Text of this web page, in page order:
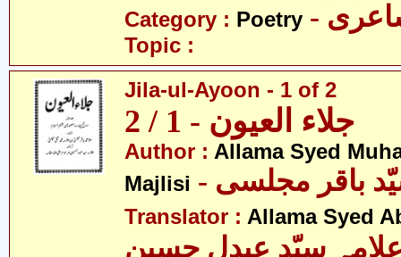
Category : Poetry
Topic :
Jila-ul-Ayoon - 1 of 2
جلاء العیون - 1 / 2
Author : Allama Syed
Majlisi
Translator : Allama Syed
سیّد عبدل حسین